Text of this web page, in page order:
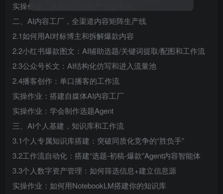
实操作业：原创自己的生产力提示词
二、AI内容工厂，全渠道内容矩阵生产线
2.1如何用AI对标博主和拆解爆款内容
2.2小红书爆款图文：AI辅助选题/关键词提取/配图和工作流
2.3公众号长文：AI结构化仿写和进入流量池
2.4播客创作：单口播客的工作流
实操作业：搭建自媒体AI内容工厂
实操作业：学会制作选题Agent
三、AI个人基建，知识库和工作流
3.1个人专属知识库搭建：突破同质化竞争的“胜负手”
3.2工作流自动化：搭建“选题-初稿-爆款”Agent内容智能体
3.3个人数字资产管理：如何筛选信息+建立信息源
实操作业：如何用NotebookLM搭建你的知识库